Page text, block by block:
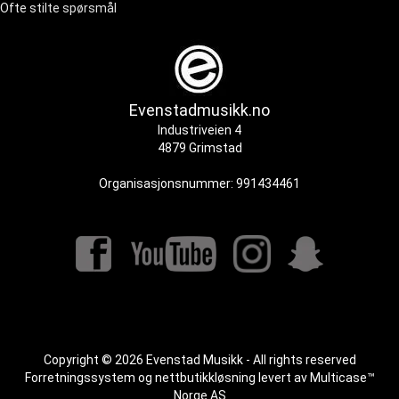
Ofte stilte spørsmål
Evenstadmusikk.no
Industriveien 4
4879 Grimstad
Organisasjonsnummer: 991434461
Copyright © 2026 Evenstad Musikk - All rights reserved
Forretningssystem og nettbutikkløsning levert av Multicase™
Norge AS